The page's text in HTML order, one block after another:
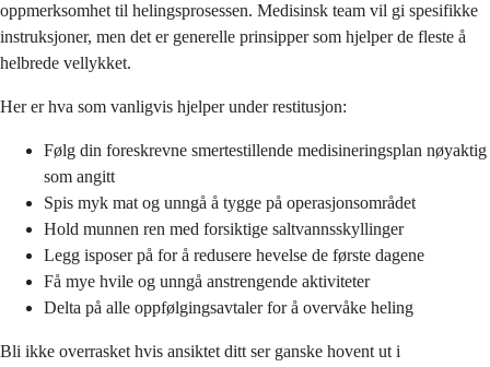
oppmerksomhet til helingsprosessen. Medisinsk team vil gi spesifikke
instruksjoner, men det er generelle prinsipper som hjelper de fleste å
helbrede vellykket.
Her er hva som vanligvis hjelper under restitusjon:
Følg din foreskrevne smertestillende medisineringsplan nøyaktig
som angitt
Spis myk mat og unngå å tygge på operasjonsområdet
Hold munnen ren med forsiktige saltvannsskyllinger
Legg isposer på for å redusere hevelse de første dagene
Få mye hvile og unngå anstrengende aktiviteter
Delta på alle oppfølgingsavtaler for å overvåke heling
Bli ikke overrasket hvis ansiktet ditt ser ganske hovent ut i